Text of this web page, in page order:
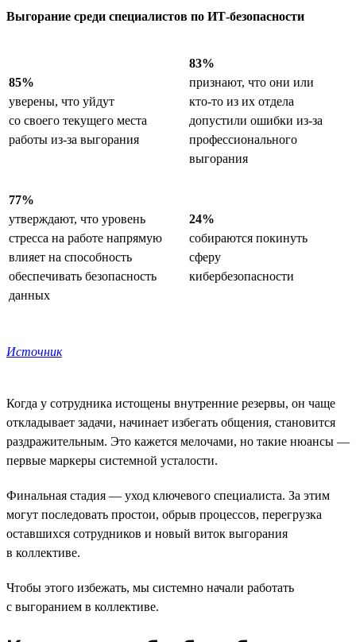
Выгорание среди специалистов по ИТ-безопасности
85%
уверены, что уйдут
со своего текущего места
работы из-за выгорания
83%
признают, что они или
кто-то из их отдела
допустили ошибки из-за
профессионального
выгорания
77%
утверждают, что уровень
стресса на работе напрямую
влияет на способность
обеспечивать безопасность
данных
24%
собираются покинуть
сферу
кибербезопасности
Источник
Когда у сотрудника истощены внутренние резервы, он чаще
откладывает задачи, начинает избегать общения, становится
раздражительным. Это кажется мелочами, но такие нюансы —
первые маркеры системной усталости.
Финальная стадия — уход ключевого специалиста. За этим
могут последовать простои, обрыв процессов, перегрузка
оставшихся сотрудников и новый виток выгорания
в коллективе.
Чтобы этого избежать, мы системно начали работать
с выгоранием в коллективе.